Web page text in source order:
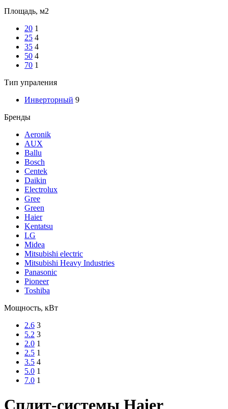
Площадь, м2
20 1
25 4
35 4
50 4
70 1
Тип упраления
Инверторный 9
Бренды
Aeronik
AUX
Ballu
Bosch
Centek
Daikin
Electrolux
Gree
Green
Haier
Kentatsu
LG
Midea
Mitsubishi electric
Mitsubishi Heavy Industries
Panasonic
Pioneer
Toshiba
Мощность, кВт
2.6 3
5.2 3
2.0 1
2.5 1
3.5 4
5.0 1
7.0 1
Сплит-системы Haier